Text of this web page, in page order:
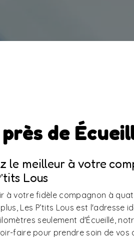
de
le meilleur à votre
Lous
à votre fidèle compagnon à
Les P’tits Lous est l'adresse
seulement d'Écueillé,
faire pour prendre soin de vos